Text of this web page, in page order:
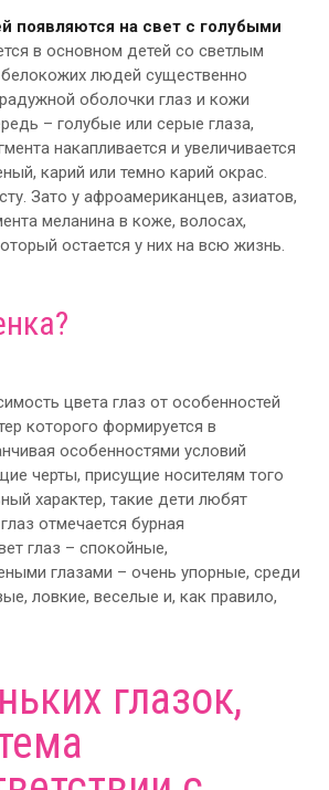
на свет с голубыми
в основном детей со светлым
людей существенно
оболочки глаз и кожи
– голубые или серые глаза,
накапливается и увеличивается
карий или темно карий окрас.
Зато у афроамериканцев, азиатов,
меланина в коже, волосах,
остается у них на всю жизнь.
цвета глаз от особенностей
которого формируется в
особенностями условий
черты, присущие носителям того
характер, такие дети любят
отмечается бурная
глаз – спокойные,
глазами – очень упорные, среди
ловкие, веселые и, как правило,
глазок,